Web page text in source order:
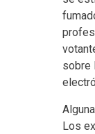
sobre
Los